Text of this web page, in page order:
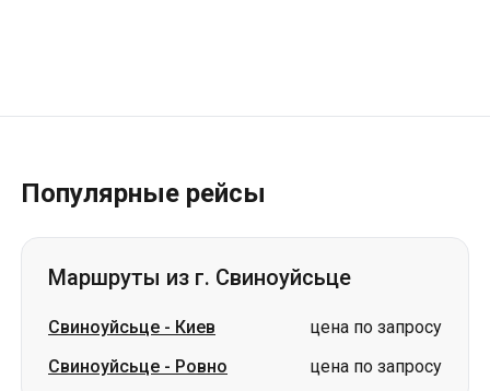
Популярные рейсы
Маршруты из г. Свиноуйсьце
Свиноуйсьце - Киев
цена по запросу
Свиноуйсьце - Ровно цена по запросу